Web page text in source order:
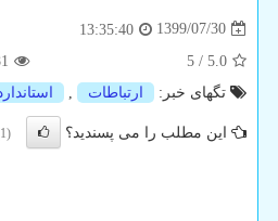
1399/07/30
13:35:40
5.0
/
5
تگهای خبر:
ارتباطات ,
این مطلب را می پسندید؟ (1)